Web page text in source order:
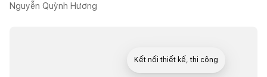
Nguyễn Quỳnh Hương
Kết nối thiết kế, thi công